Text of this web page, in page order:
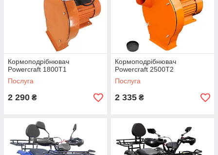
Кормоподрібнювач
Powercraft 1800T1
Послуга
2 290 ₴
Кормоподрібнювач
Powercraft 2500T2
Послуга
2 335 ₴